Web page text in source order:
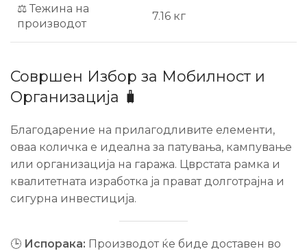
⚖ Тежина на
производот
7.16 кг
Совршен Избор за Мобилност и
Организација 🧳
Благодарение на прилагодливите елементи,
оваа количка е идеална за патувања, кампување
или организација на гаража. Цврстата рамка и
квалитетната изработка ја прават долготрајна и
сигурна инвестиција.
🕒 Испорака: Производот ќе биде доставен во